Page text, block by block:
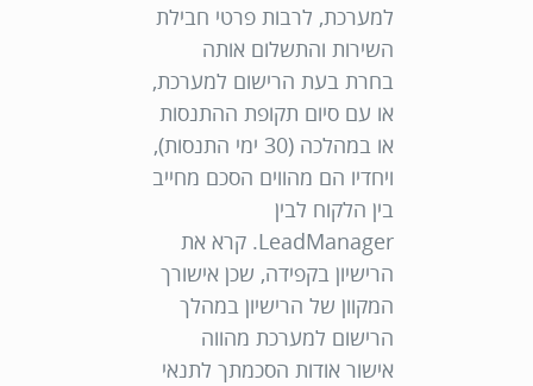
למערכת, לרבות פרטי חבילת
השירות והתשלום אותה
בחרת בעת הרישום למערכת,
או עם סיום תקופת ההתנסות
או במהלכה (30 ימי התנסות),
ויחדיו הם מהווים הסכם מחייב
בין הלקוח לבין
LeadManager. קרא את
הרישיון בקפידה, שכן אישורך
המקוון של הרישיון במהלך
הרישום למערכת מהווה
אישור אודות הסכמתך לתנאי